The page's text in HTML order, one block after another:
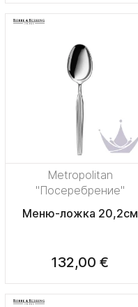
Metropolitan
"Посеребрение"
Меню-ложка 20,2см
132,00 €